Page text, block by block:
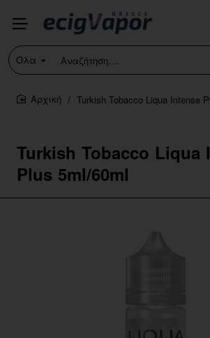
Όλα
Αναζήτηση....
Turkish Tobacco Liqua
Plus 5ml/60ml
home
Turkish Tobacco Liqua Intense